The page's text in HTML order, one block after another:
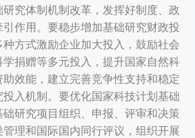
究体制机制改革，发挥好制度、政
作用。要稳步增加基础研究财政投
种方式激励企业加大投入，鼓励社会
捐赠等多元投入，提升国家自然科
效能，建立完善竞争性支持和稳定
入机制。要优化国家科技计划基础
研究项目组织、申报、评审和决策
理和国际国内同行评议，组织开展